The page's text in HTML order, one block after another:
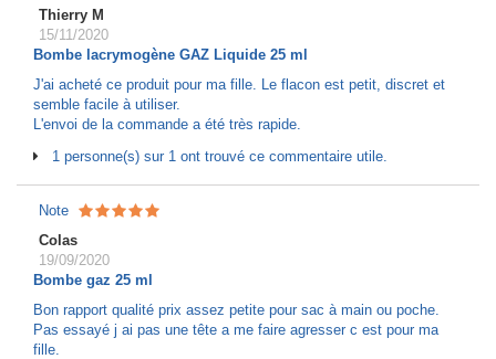
Thierry M
15/11/2020
Bombe lacrymogène GAZ Liquide 25 ml
J'ai acheté ce produit pour ma fille. Le flacon est petit, discret et
semble facile à utiliser.
L'envoi de la commande a été très rapide.
1 personne(s) sur 1 ont trouvé ce commentaire utile.
Note
Colas
19/09/2020
Bombe gaz 25 ml
Bon rapport qualité prix assez petite pour sac à main ou poche.
Pas essayé j ai pas une tête a me faire agresser c est pour ma
fille.